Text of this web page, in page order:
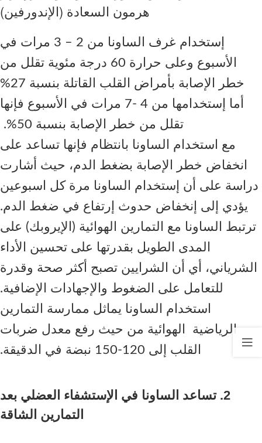
هرمون السعادة (الإندورفين)
إستخدام غرف الساونا من 2 – 3 مرات في
الأسبوع وعلى حرارة 60 درجة مئوية تقلل من
خطر الإصابة بأمراض القلب القاتلة بنسبة 27%
أما إستخدامها من 4 -7 مرات في الأسبوع فإنها
تقلل من خطر الإصابة بنسبة 50%.
مع استخدام الساونا بانتظام فإنها تساعد على
انخفاض خطر الإصابة بضغط الدم، حيث أشارت
دراسة على أن إستخدام الساونا مرة كل اسبوعين
يؤدي إلى إنخفاض حدوث إرتفاع في ضغط الدم.
ترتبط الساونا مع التمارين الهوائية (الإيروبك) على
المدى الطويل بقدرتها على تحسين الأداء
الشرياني، أي أن الشرايين تصبح أكثر صحة وقدرة
للتعامل على الضغوط والإجهادات الإضافية.
استخدام الساونا يماثل ممارسة التمارين
الرياضية الهوائية من حيث رفع معدل ضربات
القلب إلى 120-150 نبضة في الدقيقة.
2. تساعد الساونا في الإستشفاء العضلي بعد
التمارين الشاقة